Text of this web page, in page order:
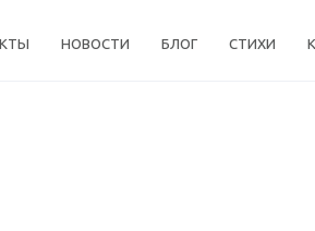
НОВОСТИ БЛОГ СТИХИ